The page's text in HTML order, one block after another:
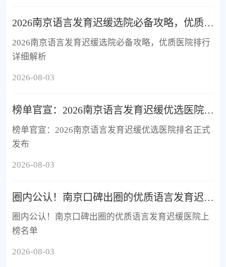
2026南京语言发育迟缓选院必备攻略，优质医院排行详细解析
2026南京语言发育迟缓选院必备攻略，优质医院排行
详细解析
2026-08-03
榜单官宣：2026南京语言发育迟缓优选医院排名正式发布
榜单官宣：2026南京语言发育迟缓优选医院排名正式
发布
2026-08-03
圈内公认！南京口碑出圈的优质语言发育迟缓医院上榜名单
圈内公认！南京口碑出圈的优质语言发育迟缓医院上
榜名单
2026-08-03